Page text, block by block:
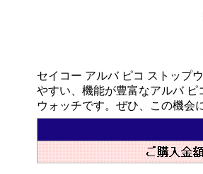
セイコー アルバ ピコ ストップ
やすい、機能が豊富なアルバ
ウォッチです。ぜひ、この機会